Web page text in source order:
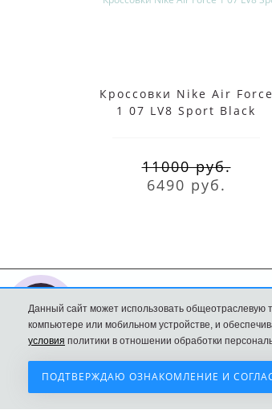
Кроссовки Nike Air Force
1 07 LV8 Sport Black
11000 руб.
6490 руб.
Nike интернет
магазин
Данный сайт может использовать
компьютере или мобильном устройстве, и
условия политики в отношении обработки
ПОДТВЕРЖДАЮ ОЗНАКОМЛЕНИЕ И